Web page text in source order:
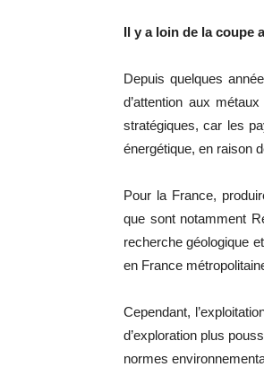
Il y a loin de la coupe
Depuis quelques
d’attention aux
stratégiques, car les
énergétique, en raison
Pour la France,
que sont notamment
recherche géologique
en France
Cependant,
d’exploration plus
normes